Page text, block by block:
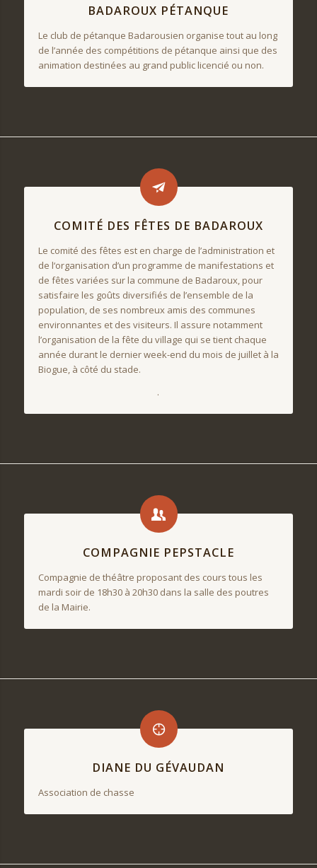
BADAROUX PÉTANQUE
Le club de pétanque Badarousien organise tout au long
de l’année des compétitions de pétanque ainsi que des
animation destinées au grand public licencié ou non.
COMITÉ DES FÊTES DE BADAROUX
Le comité des fêtes est en charge de l’administration et
de l‘organisation d’un programme de manifestations et
de fêtes variées sur la commune de Badaroux, pour
satisfaire les goûts diversifiés de l’ensemble de la
population, de ses nombreux amis des communes
environnantes et des visiteurs. Il assure notamment
l’organisation de la fête du village qui se tient chaque
année durant le dernier week-end du mois de juillet à la
Biogue, à côté du stade.
.
COMPAGNIE PEPSTACLE
Compagnie de théâtre proposant des cours tous les
mardi soir de 18h30 à 20h30 dans la salle des poutres
de la Mairie.
DIANE DU GÉVAUDAN
Association de chasse